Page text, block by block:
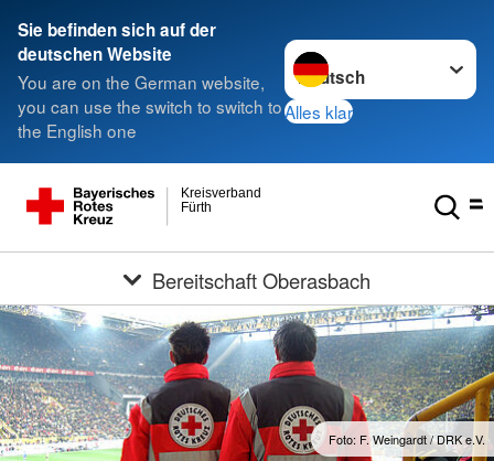
Sie befinden sich auf der
deutschen Website
You are on the German website,
you can use the switch to switch to
the English one
Sprache wechseln zu
Alles klar
Fürth
Kreisverband
Bereitschaft Oberasbach
Foto: F. Weingardt / DRK e.V.